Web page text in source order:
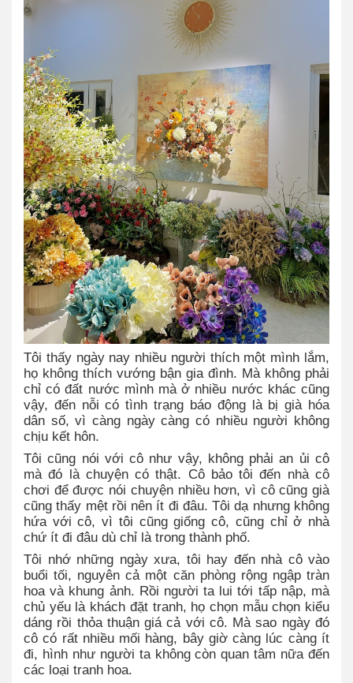
Tôi thấy ngày nay nhiều người thích một mình lắm,
họ không thích vướng bận gia đình. Mà không phải
chỉ có đất nước mình mà ở nhiều nước khác cũng
vậy, đến nỗi có tình trạng báo động là bị già hóa
dân số, vì càng ngày càng có nhiều người không
chịu kết hôn.
Tôi cũng nói với cô như vậy, không phải an ủi cô
mà đó là chuyện có thật. Cô bảo tôi đến nhà cô
chơi để được nói chuyện nhiều hơn, vì cô cũng già
cũng thấy mệt rồi nên ít đi đâu. Tôi dạ nhưng không
hứa với cô, vì tôi cũng giống cô, cũng chỉ ở nhà
chứ ít đi đâu dù chỉ là trong thành phố.
Tôi nhớ những ngày xưa, tôi hay đến nhà cô vào
buổi tối, nguyên cả một căn phòng rộng ngập tràn
hoa và khung ảnh. Rồi người ta lui tới tấp nập, mà
chủ yếu là khách đặt tranh, họ chọn mẫu chọn kiểu
dáng rồi thỏa thuận giá cả với cô. Mà sao ngày đó
cô có rất nhiều mối hàng, bây giờ càng lúc càng ít
đi, hình như người ta không còn quan tâm nữa đến
các loại tranh hoa.